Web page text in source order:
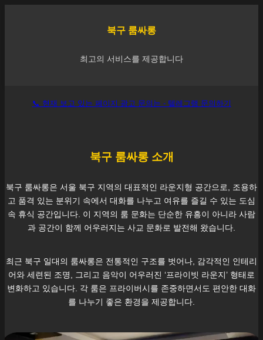
북구 룸싸롱
최고의 서비스를 제공합니다
📞 현재 보고 있는 페이지 광고 문의는 - 텔레그램 문의하기
북구룸싸롱 소개
북구 룸싸롱은 서울 북구 지역의 대표적인 라운지형 공간으로, 조용하
고 품격 있는 분위기 속에서 대화를 나누고 여유를 즐길 수 있는 도심
속 휴식 공간입니다. 이 지역의 룸 문화는 단순한 유흥이 아니라 사람
과 공간이 함께 어우러지는 사교 문화로 발전해 왔습니다.
최근 북구 일대의 룸싸롱은 전통적인 구조를 벗어나, 감각적인 인테리
어와 세련된 조명, 그리고 음악이 어우러진 ‘프라이빗 라운지’ 형태로
변화하고 있습니다. 각 룸은 프라이버시를 존중하면서도 편안한 대화
를 나누기 좋은 환경을 제공합니다.